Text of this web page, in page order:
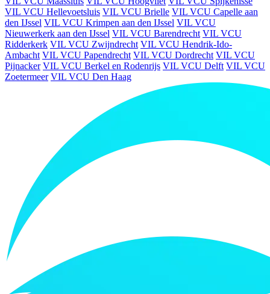
VIL VCU Hellevoetsluis VIL VCU Brielle VIL VCU Capelle aan
den IJssel VIL VCU Krimpen aan den IJssel VIL VCU
Nieuwerkerk aan den IJssel VIL VCU Barendrecht VIL VCU
Ridderkerk VIL VCU Zwijndrecht VIL VCU Hendrik-Ido-
Ambacht VIL VCU Papendrecht VIL VCU Dordrecht VIL VCU
Pijnacker VIL VCU Berkel en Rodenrijs VIL VCU Delft VIL VCU
Zoetermeer VIL VCU Den Haag